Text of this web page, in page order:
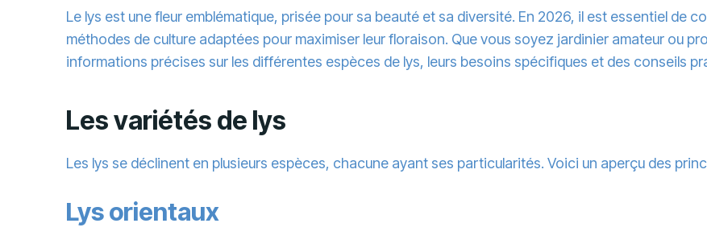
Le lys est une fleur emblématique, prisée pour sa beauté et sa diversité. En 2026, il est essentiel de
méthodes de culture adaptées pour maximiser leur floraison. Que vous soyez jardinier amateur ou
informations précises sur les différentes espèces de lys, leurs besoins spécifiques et des conseils
Les variétés de lys
Les lys se déclinent en plusieurs espèces, chacune ayant ses particularités. Voici un aperçu des
Lys orientaux